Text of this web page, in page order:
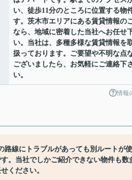
い、徒歩11分のところに位置する物
す。茨木市エリアにある賃貸情報の
なら、地域に密着した当社へお任せ
い。当社は、多種多様な賃貸情報を
扱っております。ご要望や不明な点
ございましたら、お気軽にご連絡下
い。
情報
路線にトラブルがあっても別ルートが使
。当社でしかご紹介できない物件も数
ください。